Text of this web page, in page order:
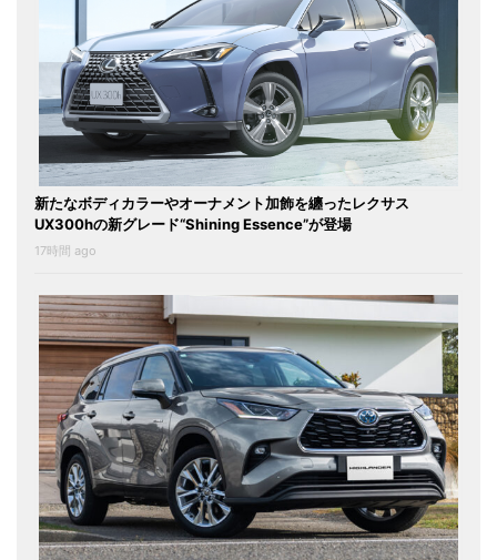
新たなボディカラーやオーナメント加飾を纏ったレクサス
UX300hの新グレード“Shining Essence”が登場
17時間 ago